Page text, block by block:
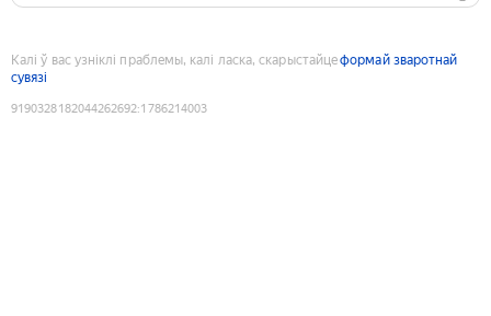
Калі ў вас узніклі праблемы, калі ласка, скарыстайцеформай зваротнай
сувязі
9190328182044262692:1786214003